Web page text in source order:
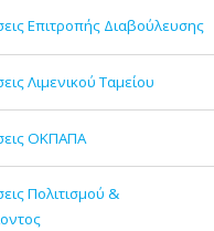
Επιτροπής Διαβούλευσης
Λιμενικού Ταμείου
ΟΚΠΑΠΑ
Πολιτισμού &